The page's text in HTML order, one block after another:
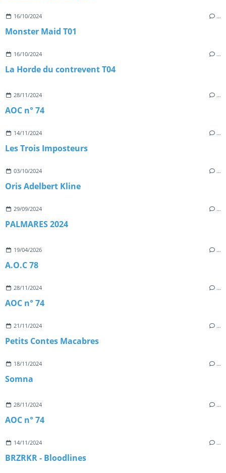
16/10/2024 …
Monster Maid T01
16/10/2024 …
La Horde du contrevent T04
28/11/2024 …
AOC n° 74
14/11/2024 …
Les Trois Imposteurs
03/10/2024 …
Oris Adelbert Kline
29/09/2024 …
PALMARES 2024
19/04/2026 …
A.O.C 78
28/11/2024 …
AOC n° 74
21/11/2024 …
Petits Contes Macabres
18/11/2024 …
Somna
28/11/2024 …
AOC n° 74
14/11/2024 …
BRZRKR - Bloodlines